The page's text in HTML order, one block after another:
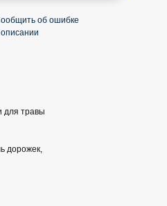
об ошибке
для травы
дорожек,